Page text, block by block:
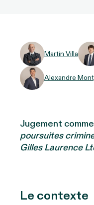
Martin Villa
Alexandre
Jugement
poursuites
Gilles Laurence
Le contexte